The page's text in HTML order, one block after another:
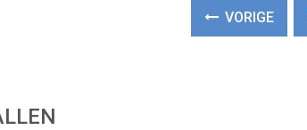
VORIGE